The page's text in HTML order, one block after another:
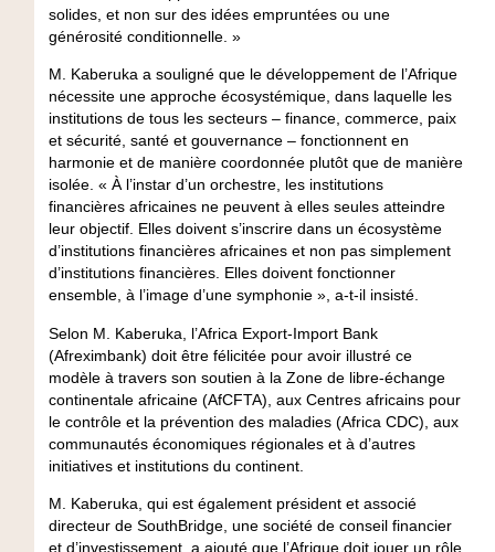
solides, et non sur des idées empruntées ou une
générosité conditionnelle. »
M. Kaberuka a souligné que le développement de l’Afrique
nécessite une approche écosystémique, dans laquelle les
institutions de tous les secteurs – finance, commerce, paix
et sécurité, santé et gouvernance – fonctionnent en
harmonie et de manière coordonnée plutôt que de manière
isolée. « À l’instar d’un orchestre, les institutions
financières africaines ne peuvent à elles seules atteindre
leur objectif. Elles doivent s’inscrire dans un écosystème
d’institutions financières africaines et non pas simplement
d’institutions financières. Elles doivent fonctionner
ensemble, à l’image d’une symphonie », a-t-il insisté.
Selon M. Kaberuka, l’Africa Export-Import Bank
(Afreximbank) doit être félicitée pour avoir illustré ce
modèle à travers son soutien à la Zone de libre-échange
continentale africaine (AfCFTA), aux Centres africains pour
le contrôle et la prévention des maladies (Africa CDC), aux
communautés économiques régionales et à d’autres
initiatives et institutions du continent.
M. Kaberuka, qui est également président et associé
directeur de SouthBridge, une société de conseil financier
et d’investissement, a ajouté que l’Afrique doit jouer un rôle